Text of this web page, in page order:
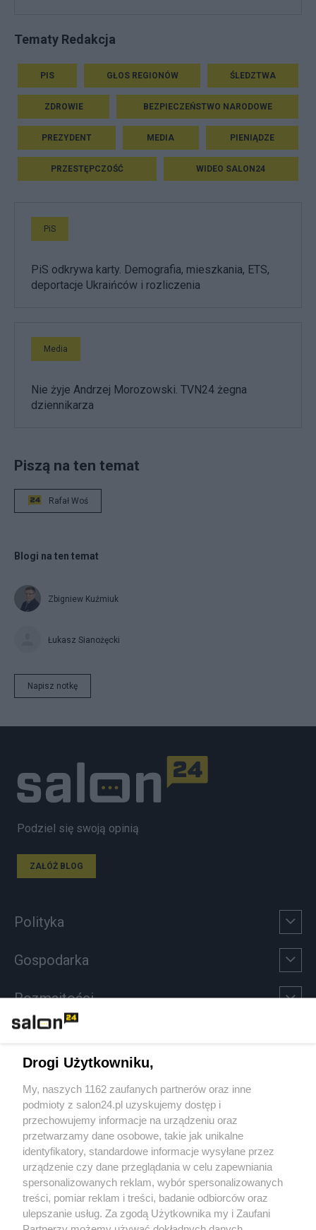
Tematy Redakcja
PIS GŁOS REGIONÓW ŚLEDZTWA
ZDROWIE BEZPIECZEŃSTWO NARODOWE
PREZYDENT MEDIA PIENIĄDZE
PRZESTĘPCZOŚĆ WIDEO SALON24
PiS
PiS odkrywa karty. Demografia, mieszkania, ETS,
deportacje Ukraińców i rozliczenia
Media
Nie żyje Andrzej Morozowski. TVN24 żegna
dziennikarza
Piszą na ten temat
Rafał Woś
Blogi na ten temat
Zbigniew Kuźmiuk
Łukasz Sianożęcki
Napisz notkę
Podziel się swoją opinią
ZAŁÓŻ BLOG
Polityka
Gospodarka
Rozmaitości
Sport
Społeczeństwo
Kultura
X Facebook Instagram Youtube
Drogi Użytkowniku,
My, naszych 1162 zaufanych partnerów oraz inne
podmioty z salon24.pl uzyskujemy dostęp i
przechowujemy informacje na urządzeniu oraz
przetwarzamy dane osobowe, takie jak unikalne
identyfikatory, standardowe informacje wysyłane przez
urządzenie czy dane przeglądania w celu zapewniania
spersonalizowanych reklam, wybór spersonalizowanych
treści, pomiar reklam i treści, badanie odbiorców oraz
ulepszanie usług. Za zgodą Użytkownika my i Zaufani